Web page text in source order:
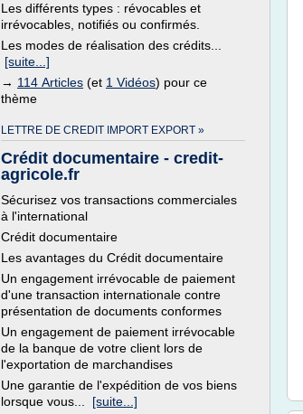
Les différents types : révocables et
irrévocables, notifiés ou confirmés.
Les modes de réalisation des crédits...
[suite...]
→ 114 Articles (et 1 Vidéos) pour ce
thème
LETTRE DE CREDIT IMPORT EXPORT »
Crédit documentaire - credit-
agricole.fr
Sécurisez vos transactions commerciales
à l'international
Crédit documentaire
Les avantages du Crédit documentaire
Un engagement irrévocable de paiement
d'une transaction internationale contre
présentation de documents conformes
Un engagement de paiement irrévocable
de la banque de votre client lors de
l'exportation de marchandises
Une garantie de l'expédition de vos biens
lorsque vous... [suite...]